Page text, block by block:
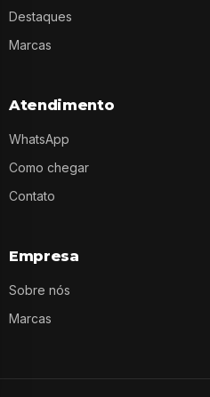
Destaques
Marcas
Atendimento
WhatsApp
Como chegar
Contato
Empresa
Sobre nós
Marcas